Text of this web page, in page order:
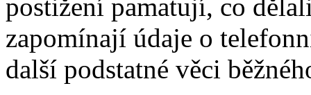
postižení pamatují, co
zapomínají údaje o
další podstatné věci